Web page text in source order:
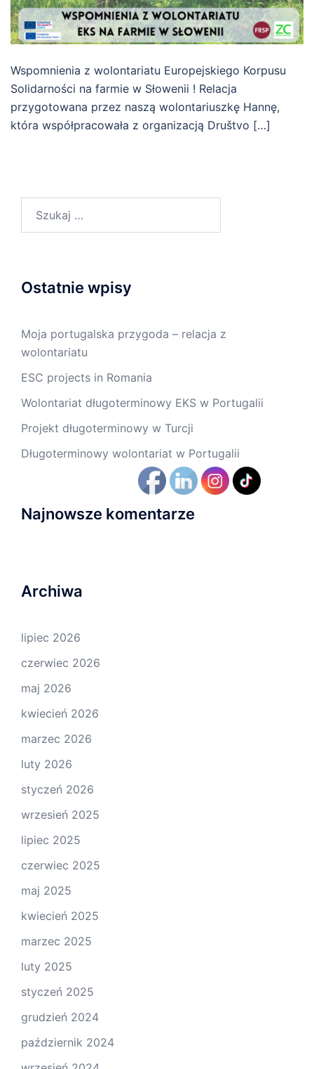
Wspomnienia z wolontariatu Europejskiego Korpusu
Solidarności na farmie w Słowenii ! Relacja
przygotowana przez naszą wolontariuszkę Hannę,
która współpracowała z organizacją Društvo […]
Ostatnie wpisy
Moja portugalska przygoda – relacja z
wolontariatu
ESC projects in Romania
Wolontariat długoterminowy EKS w Portugalii
Projekt długoterminowy w Turcji
Długoterminowy wolontariat w Portugalii
Najnowsze komentarze
Archiwa
lipiec 2026
czerwiec 2026
maj 2026
kwiecień 2026
marzec 2026
luty 2026
styczeń 2026
wrzesień 2025
lipiec 2025
czerwiec 2025
maj 2025
kwiecień 2025
marzec 2025
luty 2025
styczeń 2025
grudzień 2024
październik 2024